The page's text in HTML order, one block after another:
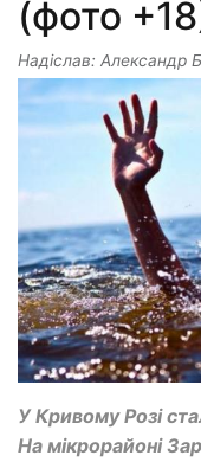
(фото
Надіслав: Александр
У Кривому Розі
На мікрорайоні